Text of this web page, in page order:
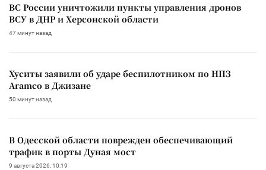
ВС России уничтожили пункты управления дронов
ВСУ в ДНР и Херсонской области
47 минут назад
Хуситы заявили об ударе беспилотником по НПЗ
Aramco в Джизане
50 минут назад
В Одесской области поврежден обеспечивающий
трафик в порты Дуная мост
9 августа 2026, 10:19